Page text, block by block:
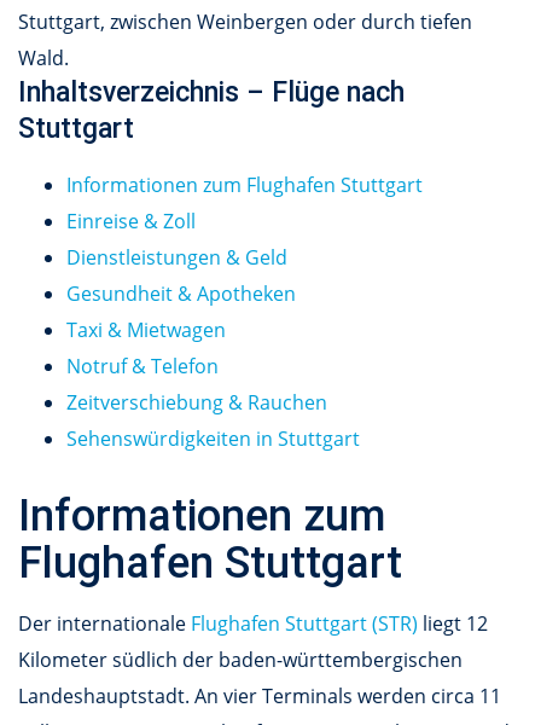
Stuttgart, zwischen Weinbergen oder durch tiefen
Wald.
Inhaltsverzeichnis – Flüge nach
Stuttgart
Informationen zum Flughafen Stuttgart
Einreise & Zoll
Dienstleistungen & Geld
Gesundheit & Apotheken
Taxi & Mietwagen
Notruf & Telefon
Zeitverschiebung & Rauchen
Sehenswürdigkeiten in Stuttgart
Informationen zum
Flughafen Stuttgart
Der internationale Flughafen Stuttgart (STR) liegt 12
Kilometer südlich der baden-württembergischen
Landeshauptstadt. An vier Terminals werden circa 11